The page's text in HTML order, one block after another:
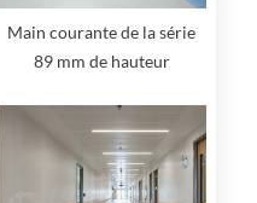
Main courante de la série
89 mm de hauteur